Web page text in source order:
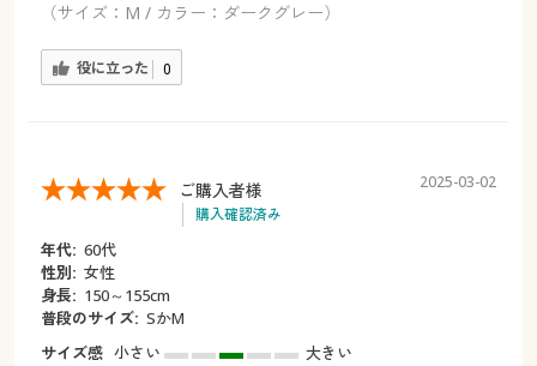
（サイズ：M / カラー：ダークグレー）
役に立った 0
ご購入者様
購入確認済み
2025-03-02
年代: 60代
性別: 女性
身長: 150～155cm
普段のサイズ: SかM
サイズ感 小さい 大きい